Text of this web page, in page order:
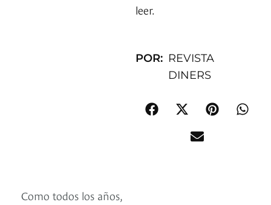
leer.
POR: REVISTA
DINERS
Como todos los años,